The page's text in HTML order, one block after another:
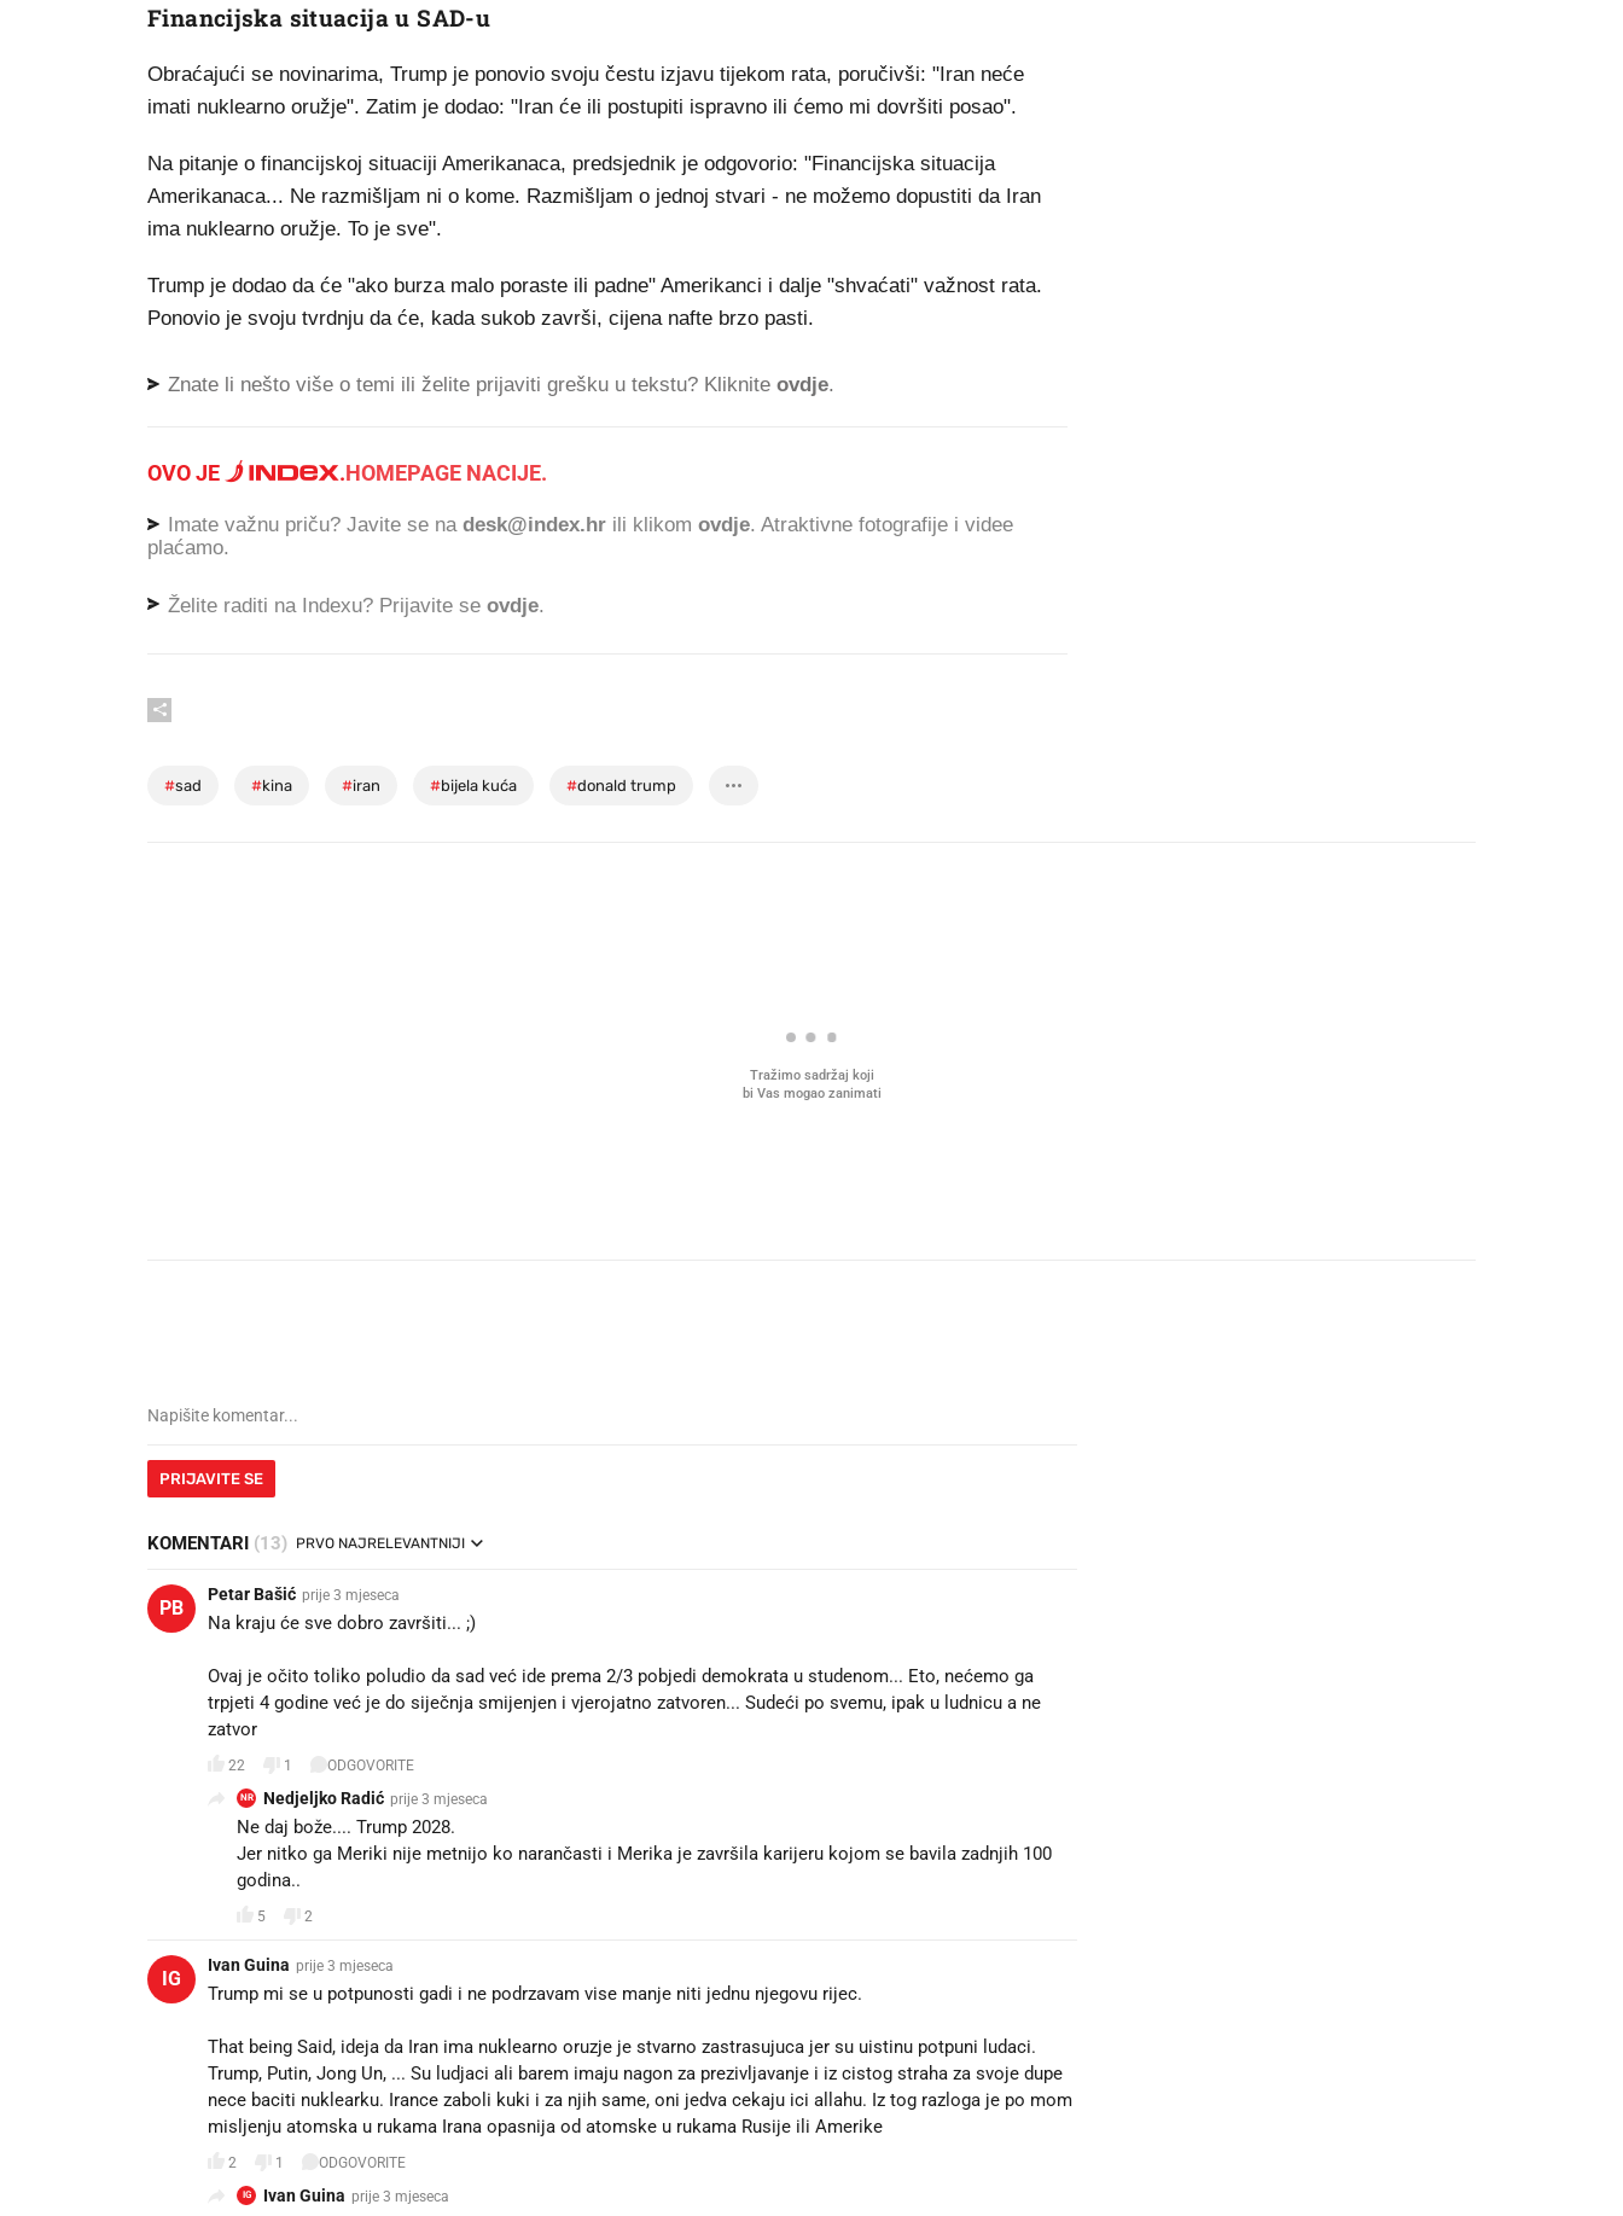
Financijska situacija u SAD-u
Obraćajući se novinarima, Trump je ponovio svoju čestu izjavu tijekom rata, poručivši: "Iran neće
imati nuklearno oružje". Zatim je dodao: "Iran će ili postupiti ispravno ili ćemo mi dovršiti posao".
Na pitanje o financijskoj situaciji Amerikanaca, predsjednik je odgovorio: "Financijska situacija
Amerikanaca... Ne razmišljam ni o kome. Razmišljam o jednoj stvari - ne možemo dopustiti da Iran
ima nuklearno oružje. To je sve".
Trump je dodao da će "ako burza malo poraste ili padne" Amerikanci i dalje "shvaćati" važnost rata.
Ponovio je svoju tvrdnju da će, kada sukob završi, cijena nafte brzo pasti.
Znate li nešto više o temi ili želite prijaviti grešku u tekstu? Kliknite ovdje.
OVO JE .HOMEPAGE NACIJE.
Imate važnu priču? Javite se na desk@index.hr ili klikom ovdje. Atraktivne fotografije i videe
plaćamo.
Želite raditi na Indexu? Prijavite se ovdje.
#sad #kina #iran #bijela kuća #donald trump
Tražimo sadržaj koji
bi Vas mogao zanimati
PRIJAVITE SE
KOMENTARI (13) PRVO NAJRELEVANTNIJI
PB
Petar Bašić prije 3 mjeseca
Na kraju će sve dobro završiti... ;)
Ovaj je očito toliko poludio da sad već ide prema 2/3 pobjedi demokrata u studenom... Eto, nećemo ga
trpjeti 4 godine već je do siječnja smijenjen i vjerojatno zatvoren... Sudeći po svemu, ipak u ludnicu a ne
zatvor
22 1 ODGOVORITE
NR Nedjeljko Radić prije 3 mjeseca
Ne daj bože.... Trump 2028.
Jer nitko ga Meriki nije metnijo ko narančasti i Merika je završila karijeru kojom se bavila zadnjih 100
godina..
5 2
IG
Ivan Guina prije 3 mjeseca
Trump mi se u potpunosti gadi i ne podrzavam vise manje niti jednu njegovu rijec.
That being Said, ideja da Iran ima nuklearno oruzje je stvarno zastrasujuca jer su uistinu potpuni ludaci.
Trump, Putin, Jong Un, ... Su ludjaci ali barem imaju nagon za prezivljavanje i iz cistog straha za svoje dupe
nece baciti nuklearku. Irance zaboli kuki i za njih same, oni jedva cekaju ici allahu. Iz tog razloga je po mom
misljenju atomska u rukama Irana opasnija od atomske u rukama Rusije ili Amerike
2 1 ODGOVORITE
IG Ivan Guina prije 3 mjeseca